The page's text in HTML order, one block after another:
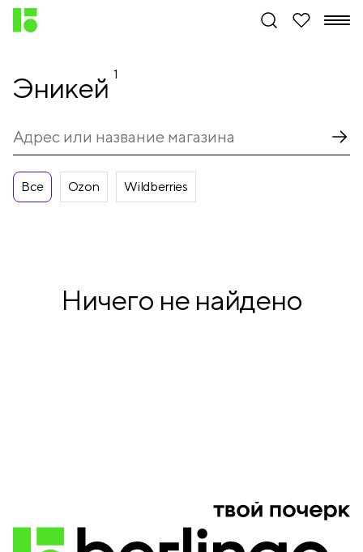
Эникей 1
Все Ozon Wildberries
Ничего не найдено